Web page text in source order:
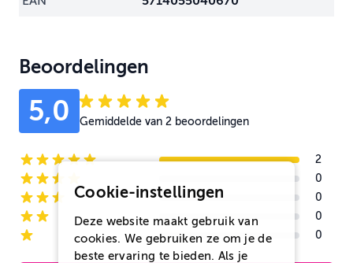
Beoordelingen
5,0 Gemiddelde van 2 beoordelingen
5-star reviews
2
4-star reviews
0
3-star reviews
0
2-star reviews
0
1-star reviews
0
Cookie-instellingen
Deze website maakt gebruik van
cookies. We gebruiken ze om je de
beste ervaring te bieden. Als je